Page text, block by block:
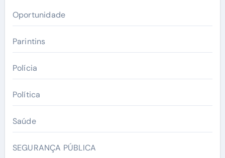
Oportunidade
Parintins
Polícia
Política
Saúde
SEGURANÇA PÚBLICA